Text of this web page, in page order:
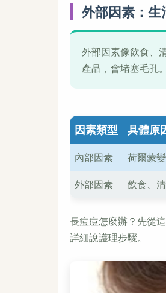
外部因素：
外部因素像飲食、
產品，會堵塞毛孔
因素類型 具體原
內部因素 荷爾蒙
外部因素 飲食、
長痘痘怎麼辦？先從
詳細說護理步驟。